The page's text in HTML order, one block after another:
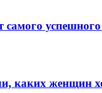
самого
каких женщин